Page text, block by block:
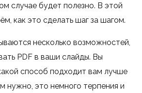
случае будет полезно. В этой
как это сделать шаг за шагом.
несколько возможностей,
PDF в ваши слайды. Вы
способ подходит вам лучше
нужно, это немного терпения и